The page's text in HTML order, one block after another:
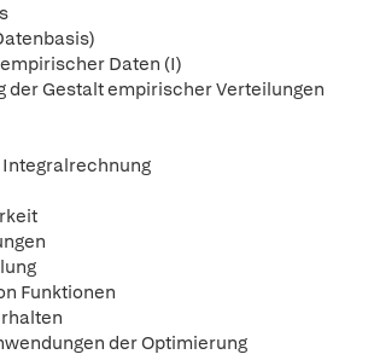
Daten (I)
der Gestalt empirischer Verteilungen
Funktionen
der Optimierung